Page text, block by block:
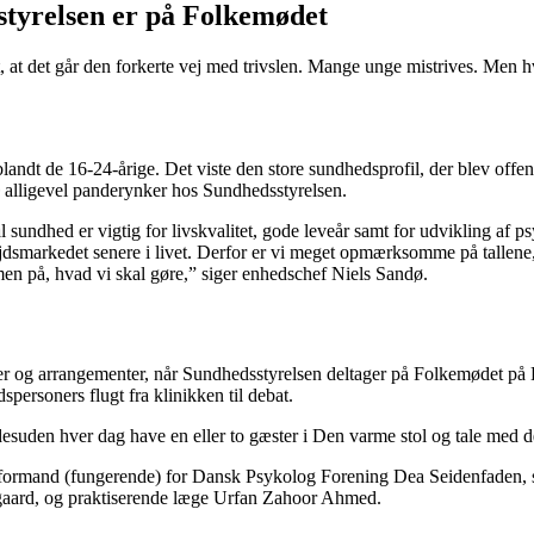
er på Folkemødet
det går den forkerte vej med trivslen. Mange unge mistrives. Men
de 16-24-årige. Det viste den store sundhedsprofil, der blev
panderynker hos Sundhedsstyrelsen.
er vigtig for livskvalitet, gode leveår samt for udvikling af
senere i livet. Derfor er vi meget opmærksomme på
på, hvad vi skal gøre,” siger enhedschef Niels Sandø.
og arrangementer, når Sundhedsstyrelsen deltager på Folkemødet
flugt fra klinikken til debat.
hver dag have en eller to gæster i Den varme stol og tale med
(fungerende) for Dansk Psykolog Forening Dea
og praktiserende læge Urfan Zahoor Ahmed.